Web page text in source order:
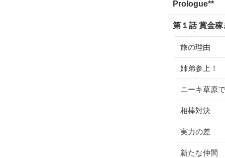
Prologue**
第１話 賞金
旅の理由
姉弟参上！
ニーキ草原
相棒対決
実力の差
新たな仲間